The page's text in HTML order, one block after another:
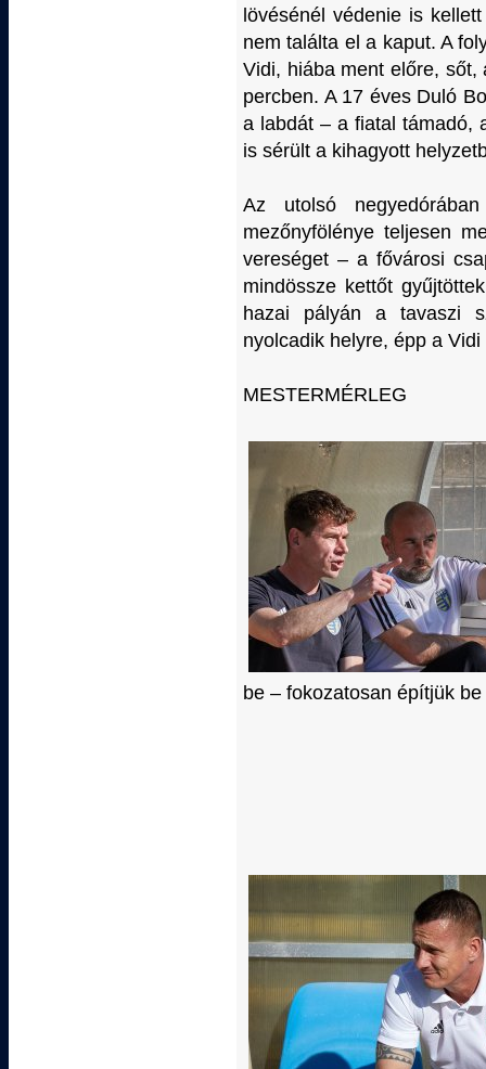
lövésénél védenie is
nem találta el a kaput. A
Vidi, hiába ment előre,
percben. A 17 éves Duló
a labdát – a fiatal támadó,
is sérült a kihagyott
Az utolsó
mezőnyfölénye teljesen
vereséget – a fővárosi
mindössze kettőt
hazai pályán a tavaszi
nyolcadik helyre, épp a
MESTERMÉRLEG
be – fokozatosan építjük